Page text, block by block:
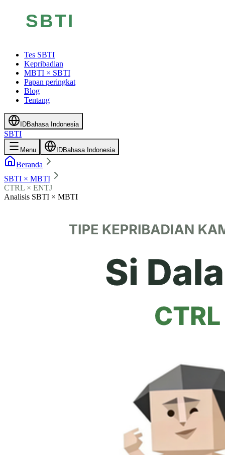
Tes SBTI
Kepribadian
MBTI × SBTI
Papan peringkat
Blog
Tentang
IDBahasa Indonesia
SBTI
Menu IDBahasa Indonesia
Beranda
SBTI × MBTI
CTRL × ENTJ
Analisis SBTI × MBTI